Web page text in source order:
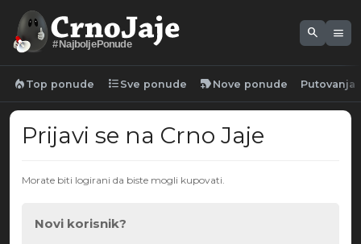
#NajboljePonude
search menu
local_fire_department Top ponude format_list_bulleted Sve ponude new_label Nove ponude Putovanja
Prijavi se na Crno Jaje
Morate biti logirani da biste mogli kupovati.
Novi korisnik?